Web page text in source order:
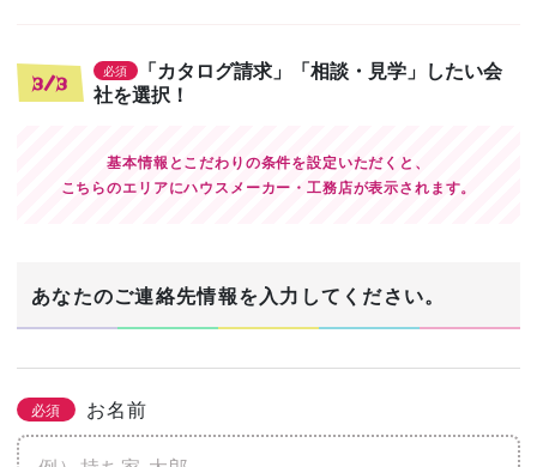
3/3
必須
「カタログ請求」「相談・見学」したい会
社を選択！
基本情報とこだわりの条件を設定いただくと、
こちらのエリアにハウスメーカー・工務店が表示されます。
あなたのご連絡先情報を入力してください。
必須 お名前